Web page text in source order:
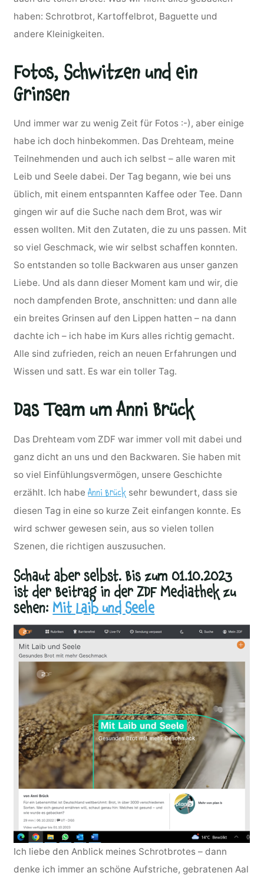
haben: Schrotbrot, Kartoffelbrot, Baguette und
andere Kleinigkeiten.
Fotos, Schwitzen und ein
Grinsen
Und immer war zu wenig Zeit für Fotos :-), aber einige
habe ich doch hinbekommen. Das Drehteam, meine
Teilnehmenden und auch ich selbst – alle waren mit
Leib und Seele dabei. Der Tag begann, wie bei uns
üblich, mit einem entspannten Kaffee oder Tee. Dann
gingen wir auf die Suche nach dem Brot, was wir
essen wollten. Mit den Zutaten, die zu uns passen. Mit
so viel Geschmack, wie wir selbst schaffen konnten.
So entstanden so tolle Backwaren aus unser ganzen
Liebe. Und als dann dieser Moment kam und wir, die
noch dampfenden Brote, anschnitten: und dann alle
ein breites Grinsen auf den Lippen hatten – na dann
dachte ich – ich habe im Kurs alles richtig gemacht.
Alle sind zufrieden, reich an neuen Erfahrungen und
Wissen und satt. Es war ein toller Tag.
Das Team um Anni Brück
Das Drehteam vom ZDF war immer voll mit dabei und
ganz dicht an uns und den Backwaren. Sie haben mit
so viel Einfühlungsvermögen, unsere Geschichte
erzählt. Ich habeAnni Brück sehr bewundert, dass sie
diesen Tag in eine so kurze Zeit einfangen konnte. Es
wird schwer gewesen sein, aus so vielen tollen
Szenen, die richtigen auszusuchen.
Schaut aber selbst. Bis zum 01.10.2023
ist der Beitrag in der ZDF Mediathek zu
sehen: Mit Laib und Seele
Ich liebe den Anblick meines Schrotbrotes – dann
denke ich immer an schöne Aufstriche, gebratenen Aal